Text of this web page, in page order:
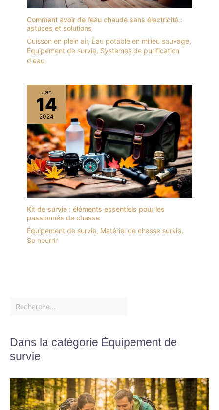
Comment avoir de l’eau chaude sans électricité :
astuces et solutions
Cuisson en plein air, Eau potable en milieu sauvage,
Équipement de survie, Systèmes de purification
d'eau
Jan
14
2024
Kit de survie : éléments essentiels pour les
passionnés de chasse
Équipement de survie, Matériel de chasse survie,
Se nourrir
Dans la catégorie Équipement de
survie